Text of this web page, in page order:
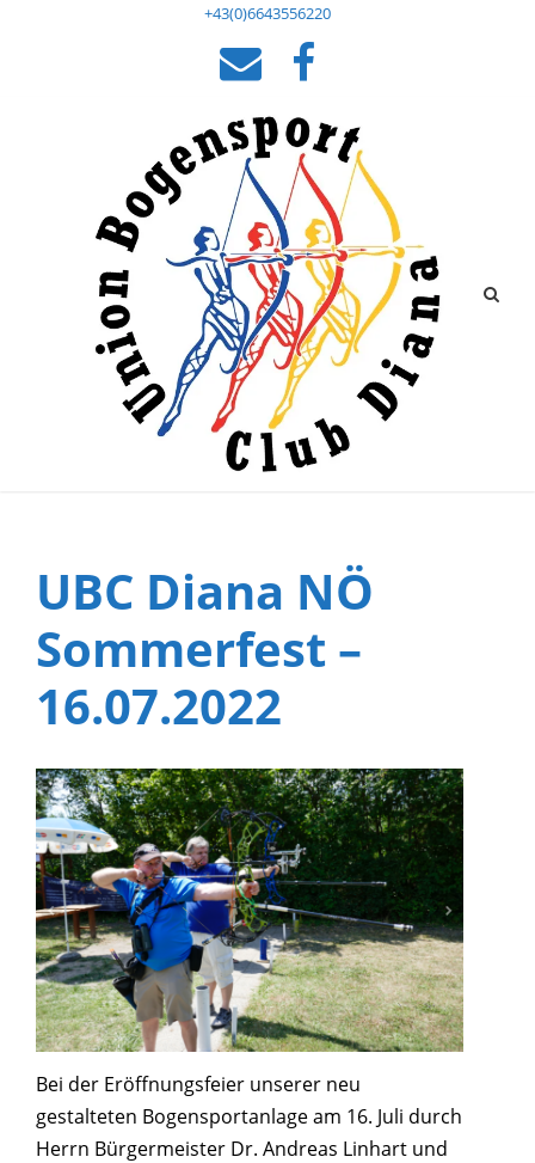
+43(0)6643556220
UBC Diana NÖ
Sommerfest –
16.07.2022
Bei der Eröffnungsfeier unserer neu
gestalteten Bogensportanlage am 16. Juli durch
Herrn Bürgermeister Dr. Andreas Linhart und